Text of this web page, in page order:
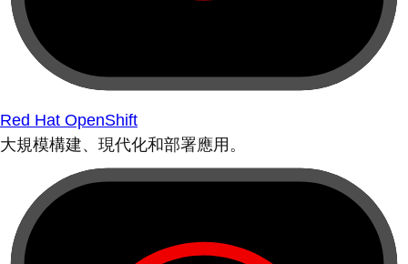
Red Hat OpenShift
大規模構建、現代化和部署應用。